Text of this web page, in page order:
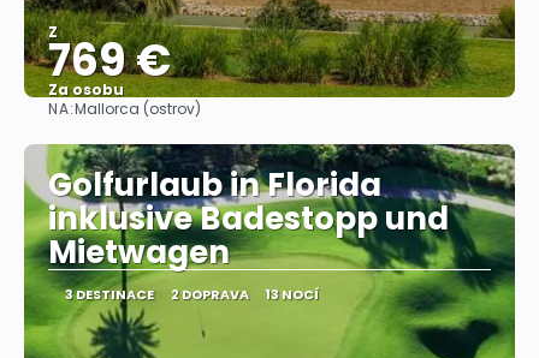
Z
769 €
Za osobu
NA:Mallorca (ostrov)
Golfurlaub in Florida
inklusive Badestopp und
Mietwagen
3 DESTINACE 2 DOPRAVA 13 NOCÍ